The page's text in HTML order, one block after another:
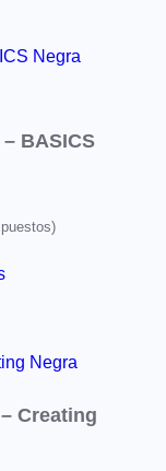
BASICS
Creating